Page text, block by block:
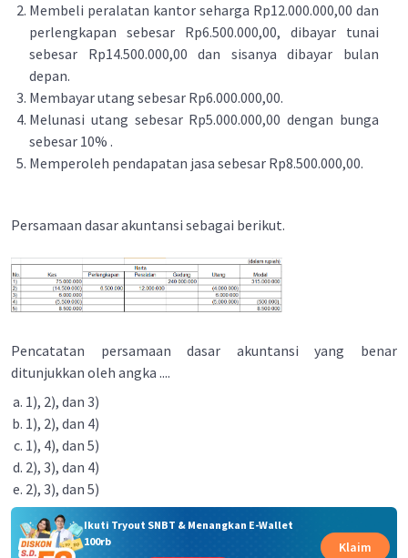
Membeli peralatan kantor seharga Rp12.000.000,00 dan
perlengkapan sebesar Rp6.500.000,00, dibayar tunai
sebesar Rp14.500.000,00 dan sisanya dibayar bulan
depan.
Membayar utang sebesar Rp6.000.000,00.
Melunasi utang sebesar Rp5.000.000,00 dengan bunga
sebesar 10% .
Memperoleh pendapatan jasa sebesar Rp8.500.000,00.
Persamaan dasar akuntansi sebagai berikut.
Pencatatan persamaan dasar akuntansi yang benar
ditunjukkan oleh angka ....
1), 2), dan 3)
1), 2), dan 4)
1), 4), dan 5)
2), 3), dan 4)
2), 3), dan 5)
Ikuti Tryout SNBT & Menangkan E-Wallet
100rb
Klaim